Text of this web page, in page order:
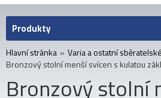
Produkty
Hlavní stránka » Varia a ostatní
Bronzový stolní menší svícen s kulatou
Bronzový stolní